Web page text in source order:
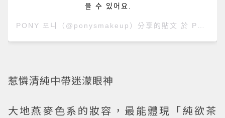
을 수 있어요. ⠀
PONY 포니 （@ponysmakeup）分享的貼文 於 PDT 2020 年 10月 月 26 日 上午 2:25
惹憐清純中帶迷濛眼神
大地燕麥色系的妝容，最能體現「純欲茶